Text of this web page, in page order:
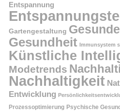
Entspannung
Gartengestaltung
Gesundheit Immunsystem
Künstliche
Modetrends
Nachhaltigkeit
Entwicklung
Prozessoptimierung Psychische